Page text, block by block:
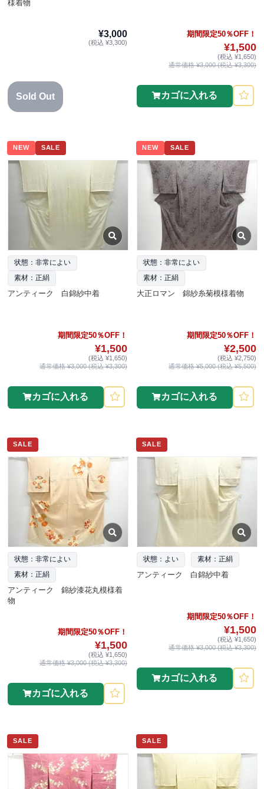
様着物
¥3,000
(税込 ¥3,300)
Sold Out
期間限定50％OFF！
¥1,500
(税込 ¥1,650)
通常価格 ¥3,000 (税込 ¥3,300)
カゴに入れる
NEW SALE
状態：非常によい
素材：正絹
アンティーク 白錦紗中着
期間限定50％OFF！
¥1,500
(税込 ¥1,650)
通常価格 ¥3,000 (税込 ¥3,300)
カゴに入れる
NEW SALE
状態：非常によい
素材：正絹
大正ロマン 錦紗糸菊模様着物
期間限定50％OFF！
¥2,500
(税込 ¥2,750)
通常価格 ¥5,000 (税込 ¥5,500)
カゴに入れる
SALE
状態：非常によい
素材：正絹
アンティーク 錦紗漆花丸模様着
物
期間限定50％OFF！
¥1,500
(税込 ¥1,650)
通常価格 ¥3,000 (税込 ¥3,300)
カゴに入れる
SALE
状態：よい 素材：正絹
アンティーク 白錦紗中着
期間限定50％OFF！
¥1,500
(税込 ¥1,650)
通常価格 ¥3,000 (税込 ¥3,300)
カゴに入れる
SALE SALE